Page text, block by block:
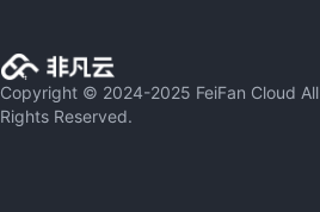
Copyright © 2024-2025 FeiFan Cloud All
Rights Reserved.